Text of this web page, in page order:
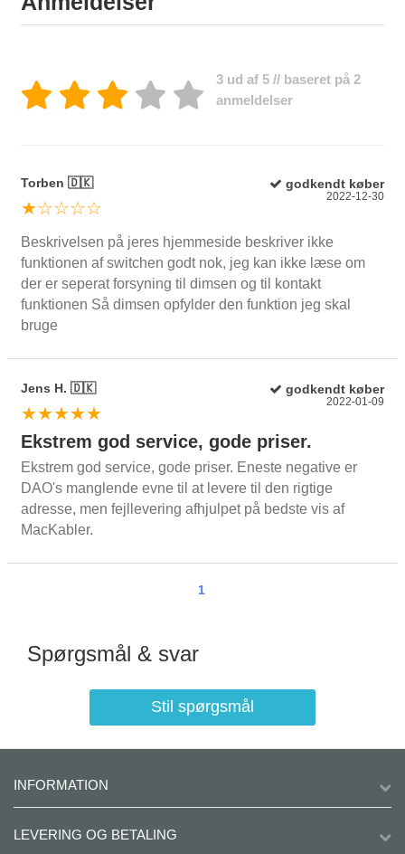
3 ud af 5 // baseret på 2
anmeldelser
Torben 🇩🇰 godkendt køber
★☆☆☆☆
2022-12-30
Beskrivelsen på jeres hjemmeside beskriver ikke
funktionen af switchen godt nok, jeg kan ikke læse om
der er seperat forsyning til dimsen og til kontakt
funktionen Så dimsen opfylder den funktion jeg skal
bruge
Jens H. 🇩🇰 godkendt køber
★★★★★
2022-01-09
Ekstrem god service, gode priser.
Ekstrem god service, gode priser. Eneste negative er
DAO's manglende evne til at levere til den rigtige
adresse, men fejllevering afhjulpet på bedste vis af
MacKabler.
1
Spørgsmål & svar
Stil spørgsmål
INFORMATION
LEVERING OG BETALING